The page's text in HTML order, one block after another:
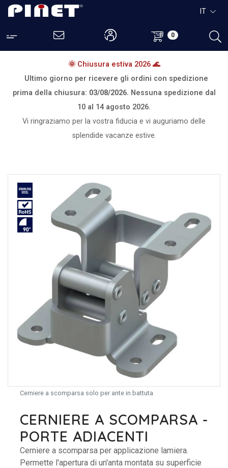
0
IT
🌞 Chiusura estiva 2026 🌊
Ultimo giorno per ricevere gli ordini con spedizione
prima della chiusura: 03/08/2026. Nessuna spedizione dal
10 al 14 agosto 2026.
Vi ringraziamo per la vostra fiducia e vi auguriamo delle
splendide vacanze estive.
Cerniere a scomparsa solo per ante in battuta
CERNIERE A SCOMPARSA -
PORTE ADIACENTI
Cerniere a scomparsa per applicazione lamiera.
Permette l'apertura di un'anta montata su superficie